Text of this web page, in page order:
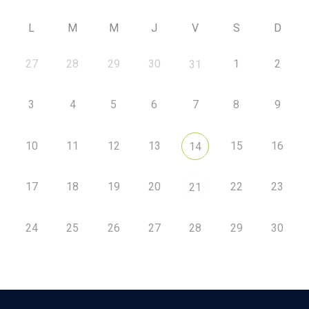
L M M J V S D
27 28 29 30 31 1 2
3 4 5 6 7 8 9
10 11 12 13 14 15 16
17 18 19 20 21 22 23
24 25 26 27 28 29 30